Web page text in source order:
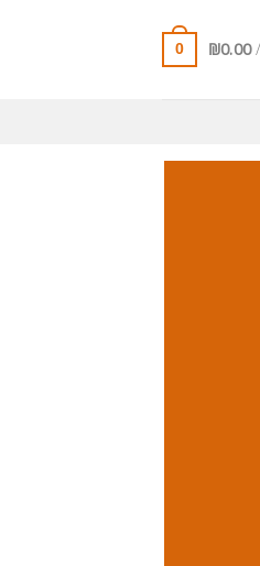
₪0.00
0